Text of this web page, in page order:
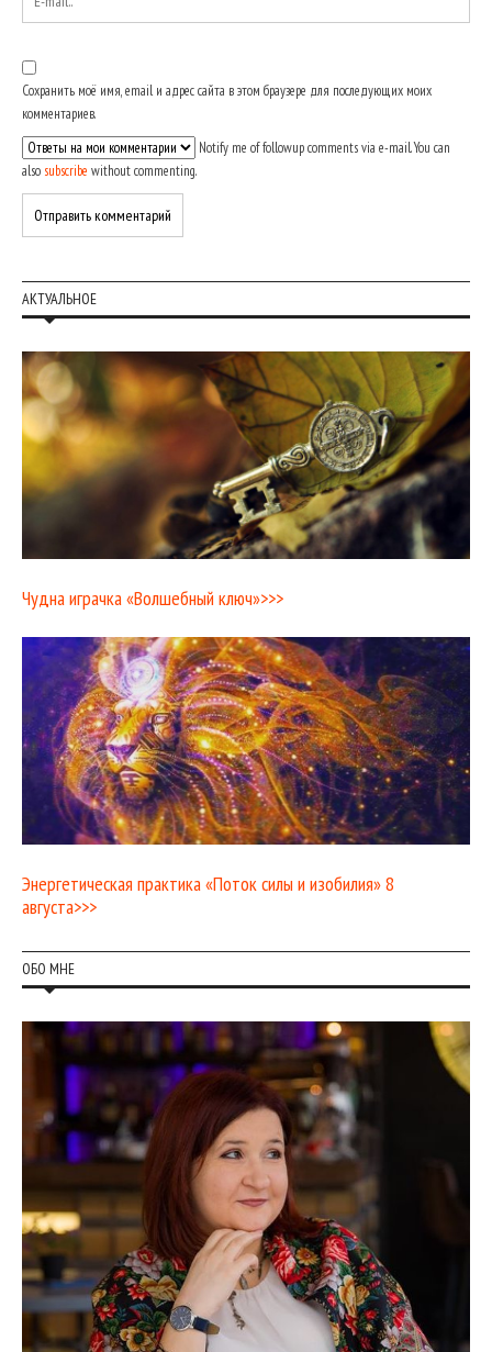
Сохранить моё имя, email и адрес сайта в этом браузере для последующих моих
комментариев.
Notify me of followup comments via e-mail. You can
also subscribe without commenting.
АКТУАЛЬНОЕ
Чудна играчка «Волшебный ключ»>>>
Энергетическая практика «Поток силы и изобилия» 8
августа>>>
ОБО МНЕ